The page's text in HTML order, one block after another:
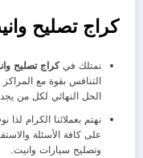
كراج تصليح
نمتلك فيكراج تصليح
التنافس بقوة مع
الحل النهائي لكل من
نهتم بعملائنا الكرام
على كافة الأسئلة
وتصليح سيارات وانيت.